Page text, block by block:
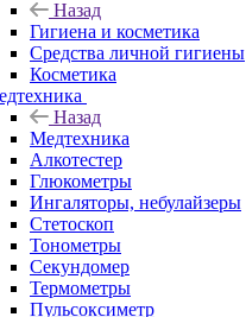
Назад
Гигиена и косметика
Средства личной гигиены
Косметика
Назад
Медтехника
Алкотестер
Глюкометры
Ингаляторы, небулайзеры
Стетоскоп
Тонометры
Секундомер
Термометры
Пульсоксиметр